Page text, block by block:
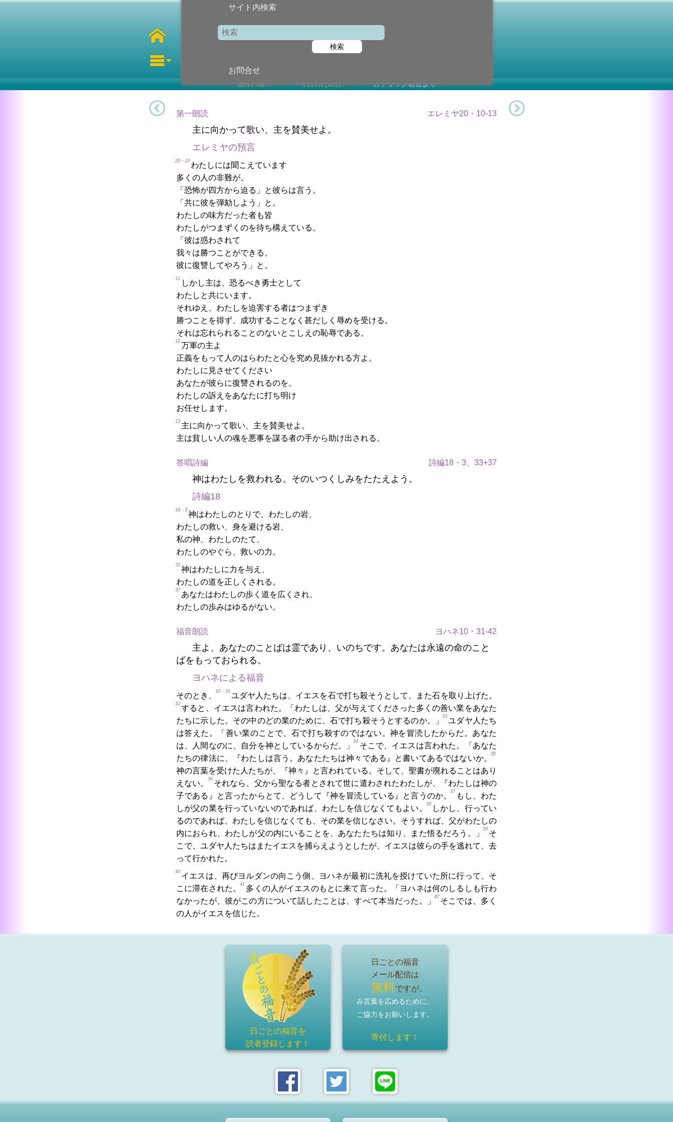
サイト内検索
検索
お問合せ
信仰の糧... 今日のために! カトリック教会より
第一朗読 エレミヤ20・10-13
主に向かって歌い、主を賛美せよ。
エレミヤの預言
20・10
わたしには聞こえています
多くの人の非難が。
「恐怖が四方から迫る」と彼らは言う。
「共に彼を弾劾しよう」と。
わたしの味方だった者も皆
わたしがつまずくのを待ち構えている。
「彼は惑わされて
我々は勝つことができる。
彼に復讐してやろう」と。
11
しかし主は、恐るべき勇士として
わたしと共にいます。
それゆえ、わたしを迫害する者はつまずき
勝つことを得ず、成功することなく甚だしく辱めを受ける。
それは忘れられることのないとこしえの恥辱である。
12
万軍の主よ
正義をもって人のはらわたと心を究め見抜かれる方よ。
わたしに見させてください
あなたが彼らに復讐されるのを。
わたしの訴えをあなたに打ち明け
お任せします。
13
主に向かって歌い、主を賛美せよ。
主は貧しい人の魂を悪事を謀る者の手から助け出される。
答唱詩編 詩編18・3、33+37
神はわたしを救われる。そのいつくしみをたたえよう。
詩編18
18・3
神はわたしのとりで、わたしの岩、
わたしの救い、身を避ける岩、
私の神、わたしのたて、
わたしのやぐら、救いの力。
33
神はわたしに力を与え、
わたしの道を正しくされる。
37
あなたはわたしの歩く道を広くされ、
わたしの歩みはゆるがない。
福音朗読 ヨハネ10・31-42
主よ、あなたのことばは霊であり、いのちです。あなたは永遠の命のこと
ばをもっておられる。
ヨハネによる福音
そのとき、
10・31
ユダヤ人たちは、イエスを石で打ち殺そうとして、また石を取り上げた。
32
すると、イエスは言われた。「わたしは、父が与えてくださった多くの善い業をあなた
たちに示した。その中のどの業のために、石で打ち殺そうとするのか。」
33
ユダヤ人たち
は答えた。「善い業のことで、石で打ち殺すのではない。神を冒涜したからだ。あなた
は、人間なのに、自分を神としているからだ。」
34
そこで、イエスは言われた。「あなた
たちの律法に、『わたしは言う。あなたたちは神々である』と書いてあるではないか。
35
神の言葉を受けた人たちが、『神々』と言われている。そして、聖書が廃れることはあり
えない。
36
それなら、父から聖なる者とされて世に遣わされたわたしが、『わたしは神の
子である』と言ったからとて、どうして『神を冒涜している』と言うのか。
37
もし、わた
しが父の業を行っていないのであれば、わたしを信じなくてもよい。
38
しかし、行ってい
るのであれば、わたしを信じなくても、その業を信じなさい。そうすれば、父がわたしの
内におられ、わたしが父の内にいることを、あなたたちは知り、また悟るだろう。」
39
そ
こで、ユダヤ人たちはまたイエスを捕らえようとしたが、イエスは彼らの手を逃れて、去
って行かれた。
40
イエスは、再びヨルダンの向こう側、ヨハネが最初に洗礼を授けていた所に行って、そ
こに滞在された。
41
多くの人がイエスのもとに来て言った。「ヨハネは何のしるしも行わ
なかったが、彼がこの方について話したことは、すべて本当だった。」
42
そこでは、多く
の人がイエスを信じた。
日ごとの福音を
読者登録します！
日ごとの福音
メール配信は
無料ですが、
み言葉を広めるために、
ご協力をお願いします。
寄付します！